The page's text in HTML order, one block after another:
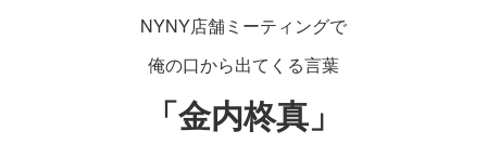
NYNY店舗ミーティングで
俺の口から出てくる言葉
「金内柊真」